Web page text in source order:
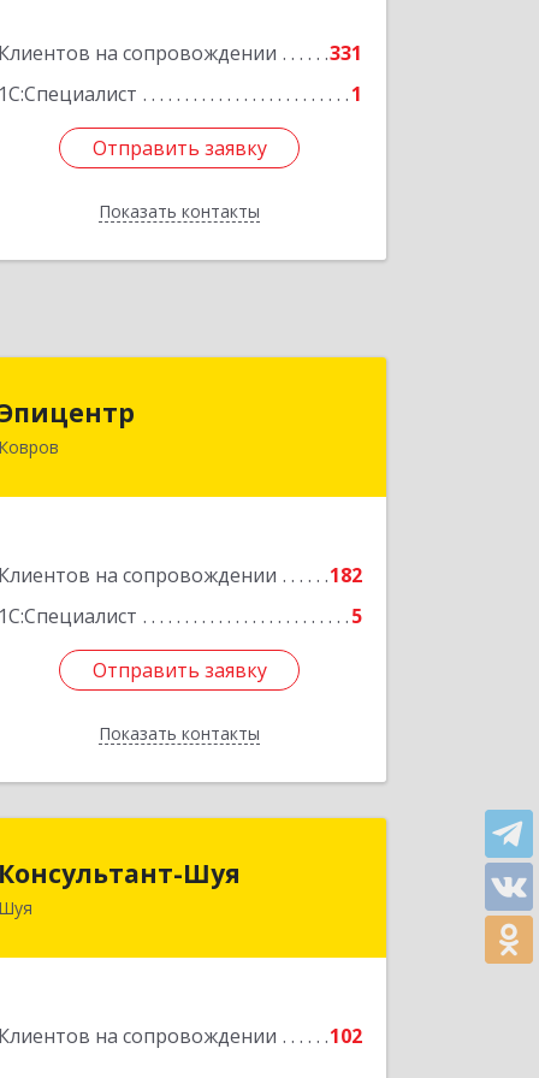
Клиентов на сопровождении
331
1С:Специалист
1
Отправить заявку
Показать контакты
Отправить заявку
Назад
Ковров
Клиентов на сопровождении
182
1С:Специалист
5
Отправить заявку
Показать контакты
601900, Владимирская обл, Ковров г,
Отправить заявку
Назад
Консультант-Шуя
Шуя
Клиентов на сопровождении 102